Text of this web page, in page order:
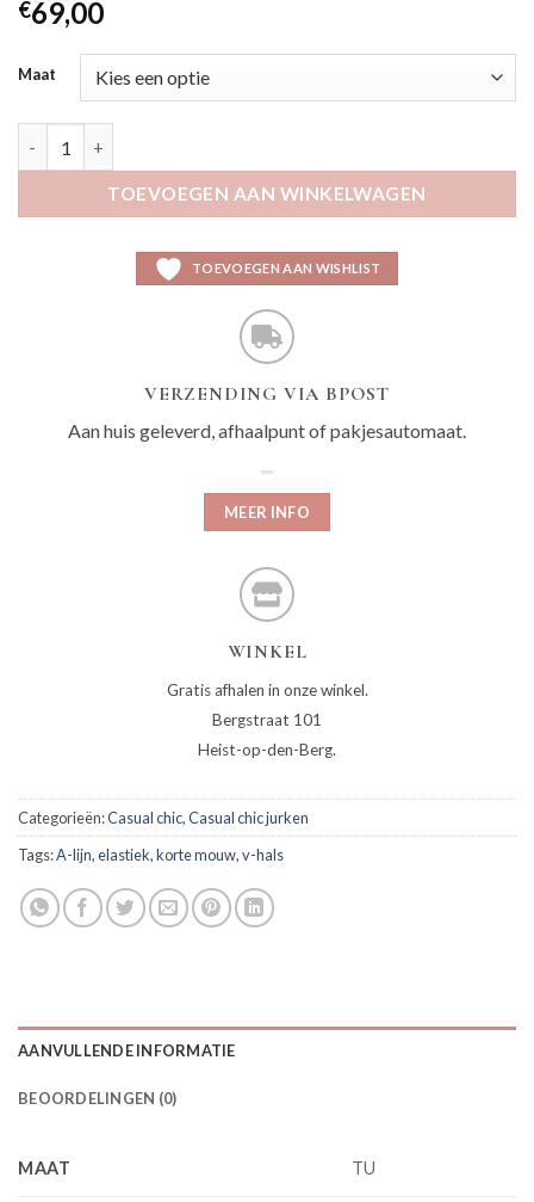
€69,00
Maat
TOEVOEGEN AAN WINKELWAGEN
TOEVOEGEN AAN WISHLIST
VERZENDING VIA BPOST
Aan huis geleverd, afhaalpunt of pakjesautomaat.
MEER INFO
WINKEL
Gratis afhalen in onze winkel.
Bergstraat 101
Heist-op-den-Berg.
Categorieën:Casual chic,Casual chic jurken
Tags:A-lijn,elastiek,korte mouw,v-hals
AANVULLENDE INFORMATIE
BEOORDELINGEN (0)
MAAT TU